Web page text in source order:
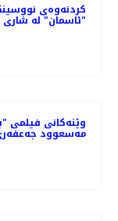
کردنەوەی
"ئاسمان" لە شاری
وێنەکانی فیلمی
مەسعوود